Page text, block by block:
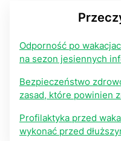
Odporność po
na sezon jesiennych
Bezpieczeństwo
zasad, które powinien
Profilaktyka przed
wykonać przed